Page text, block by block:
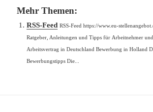
Mehr Themen:
RSS-Feed RSS-Feed https://www.eu-
Ratgeber, Anleitungen und Tipps für Arbeitnehmer
Arbeitsvertrag in Deutschland Bewerbung in Holland
Bewerbungstipps Die...